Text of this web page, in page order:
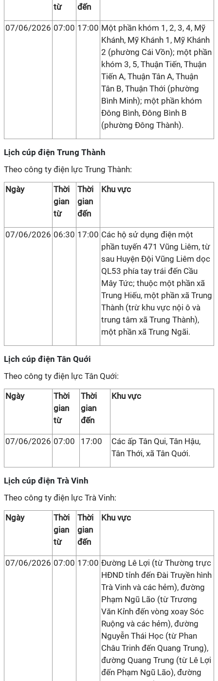
từ
đến
07/06/2026 07:00 17:00 Một phần khóm 1, 2, 3, 4, Mỹ
Khánh, Mỹ Khánh 1, Mỹ Khánh
2 (phường Cái Vồn); một phần
khóm 3, 5, Thuận Tiến, Thuận
Tiến A, Thuận Tân A, Thuận
Tân B, Thuận Thới (phường
Bình Minh); một phần khóm
Đông Bình, Đông Bình B
(phường Đông Thành).
Lịch cúp điện Trung Thành
Theo công ty điện lực Trung Thành:
Ngày
Thời
gian
từ
Thời
gian
đến
Khu vực
07/06/2026 06:30 17:00 Các hộ sử dụng điện một
phần tuyến 471 Vũng Liêm, từ
sau Huyện Đội Vũng Liêm dọc
QL53 phía tay trái đến Cầu
Mây Tức; thuộc một phần xã
Trung Hiếu, một phần xã Trung
Thành (trừ khu vực nội ô và
trung tâm xã Trung Thành),
một phần xã Trung Ngãi.
Lịch cúp điện Tân Quới
Theo công ty điện lực Tân Quới:
Ngày
Thời
gian
từ
Thời
gian
đến
Khu vực
07/06/2026 07:00 17:00
Các ấp Tân Qui, Tân Hậu,
Tân Thới, xã Tân Quới.
Lịch cúp điện Trà Vinh
Theo công ty điện lực Trà Vinh:
Ngày
Thời
gian
từ
Thời
gian
đến
Khu vực
07/06/2026 07:00 17:00 Đường Lê Lợi (từ Thường trực
HĐND tỉnh đến Đài Truyền hình
Trà Vinh và các hẻm), đường
Phạm Ngũ Lão (từ Trương
Văn Kỉnh đến vòng xoay Sóc
Ruộng và các hẻm), đường
Nguyễn Thái Học (từ Phan
Châu Trinh đến Quang Trung),
đường Quang Trung (từ Lê Lợi
đến Phạm Ngũ Lão), đường